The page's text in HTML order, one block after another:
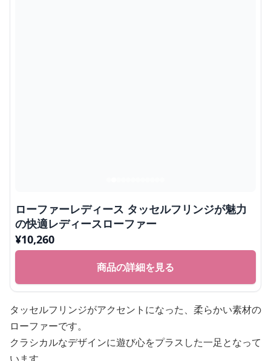
ローファーレディース タッセルフリンジが魅力
の快適レディースローファー
¥10,260
商品の詳細を見る
タッセルフリンジがアクセントになった、柔らかい素材の
ローファーです。
クラシカルなデザインに遊び心をプラスした一足となって